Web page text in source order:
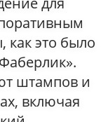
как это было
штампов и
включая